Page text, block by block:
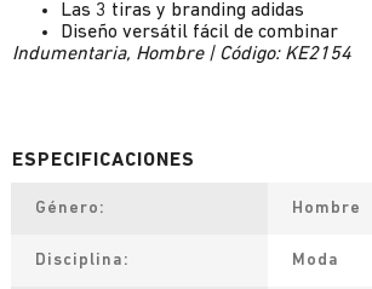
Las 3 tiras y branding adidas
Diseño versátil fácil de combinar
Indumentaria, Hombre | Código: KE2154
Género Hombre
Disciplina Moda